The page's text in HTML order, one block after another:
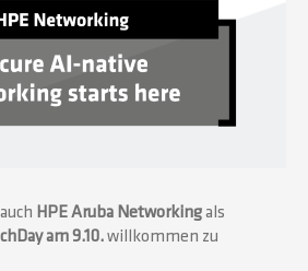
HPE Aruba Networkingals
am 9.10.willkommen zu